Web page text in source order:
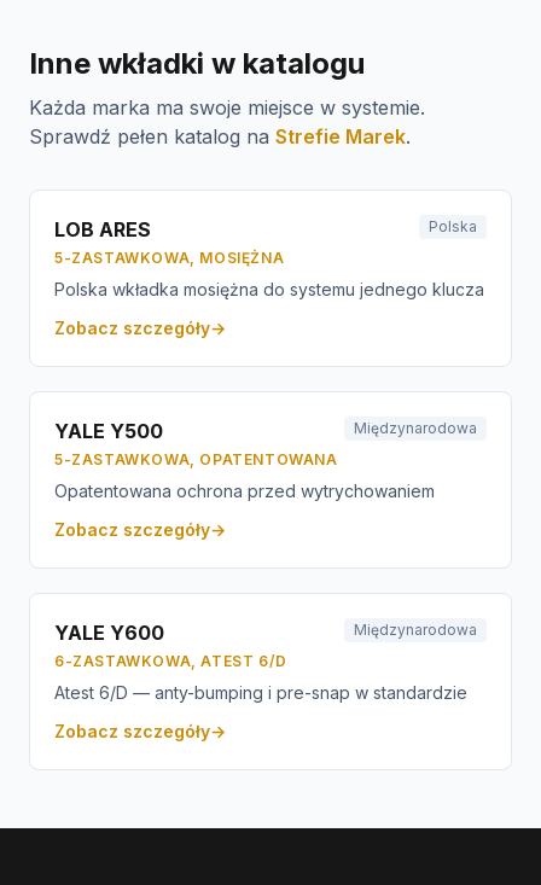
Inne wkładki w katalogu
Każda marka ma swoje miejsce w systemie.
Sprawdź pełen katalog na Strefie Marek.
LOB ARES
Polska
5-ZASTAWKOWA, MOSIĘŻNA
Polska wkładka mosiężna do systemu jednego klucza
Zobacz szczegóły→
YALE Y500
Międzynarodowa
5-ZASTAWKOWA, OPATENTOWANA
Opatentowana ochrona przed wytrychowaniem
Zobacz szczegóły→
YALE Y600
Międzynarodowa
6-ZASTAWKOWA, ATEST 6/D
Atest 6/D — anty-bumping i pre-snap w standardzie
Zobacz szczegóły→